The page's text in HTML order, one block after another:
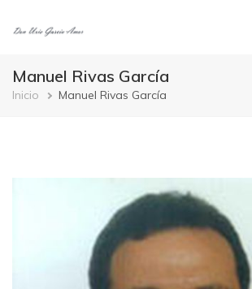
Manuel Rivas García
Breadcrumb
Inicio Manuel Rivas García